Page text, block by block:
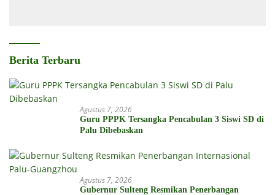
Berita Terbaru
Agustus 7, 2026
Guru PPPK Tersangka Pencabulan 3 Siswi SD di
Palu Dibebaskan
Agustus 7, 2026
Gubernur Sulteng Resmikan Penerbangan